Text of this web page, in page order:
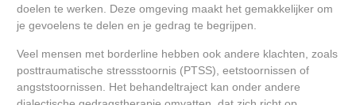
doelen te werken. Deze omgeving maakt het gemakkelijker om
je gevoelens te delen en je gedrag te begrijpen.
Veel mensen met borderline hebben ook andere klachten, zoals
posttraumatische stressstoornis (PTSS), eetstoornissen of
angststoornissen. Het behandeltraject kan onder andere